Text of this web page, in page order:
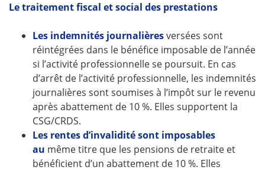
Le traitement fiscal et social des prestations
Les indemnités journalièresversées sont
réintégrées dans le bénéfice imposable de l’année
si l’activité professionnelle se poursuit. En cas
d’arrêt de l’activité professionnelle, les indemnités
journalières sont soumises à l’impôt sur le revenu
après abattement de 10 %. Elles supportent la
CSG/CRDS.
Les rentes d’invalidité sont imposables
au même titre que les pensions de retraite et
bénéficient d’un abattement de 10 %. Elles